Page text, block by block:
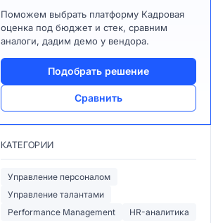
Поможем выбрать платформу Кадровая
оценка под бюджет и стек, сравним
аналоги, дадим демо у вендора.
Подобрать решение
Сравнить
КАТЕГОРИИ
Управление персоналом
Управление талантами
Performance Management
HR-аналитика